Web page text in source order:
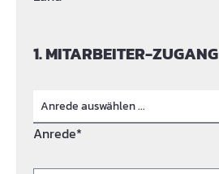
1. MITARBEITER-ZUGANG
Anrede*